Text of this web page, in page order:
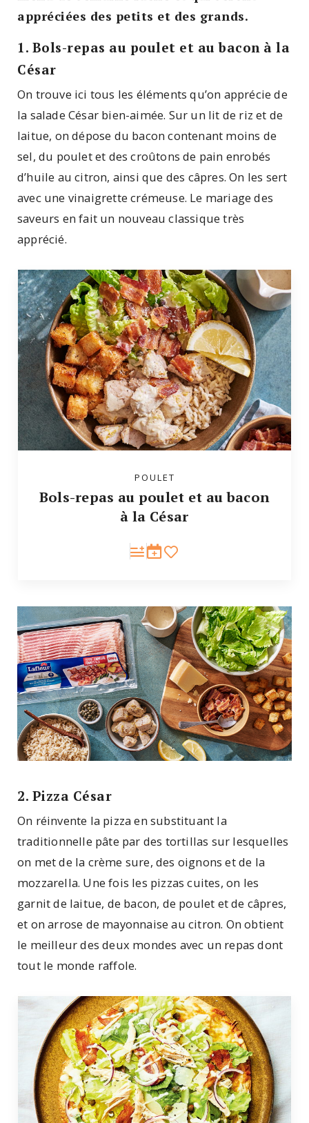
appréciées des petits et des grands.
1. Bols-repas au poulet et au bacon à la
César
On trouve ici tous les éléments qu’on apprécie de
la salade César bien-aimée. Sur un lit de riz et de
laitue, on dépose du bacon contenant moins de
sel, du poulet et des croûtons de pain enrobés
d’huile au citron, ainsi que des câpres. On les sert
avec une vinaigrette crémeuse. Le mariage des
saveurs en fait un nouveau classique très
apprécié.
POULET
Bols-repas au poulet et au bacon
à la César
2. Pizza César
On réinvente la pizza en substituant la
traditionnelle pâte par des tortillas sur lesquelles
on met de la crème sure, des oignons et de la
mozzarella. Une fois les pizzas cuites, on les
garnit de laitue, de bacon, de poulet et de câpres,
et on arrose de mayonnaise au citron. On obtient
le meilleur des deux mondes avec un repas dont
tout le monde raffole.